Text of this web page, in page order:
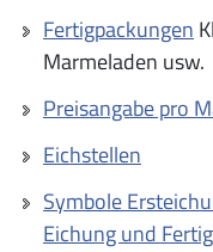
Fertigpackungen
Marmeladen usw.
Preisangabe pro
Eichstellen
Symbole
Eichung und